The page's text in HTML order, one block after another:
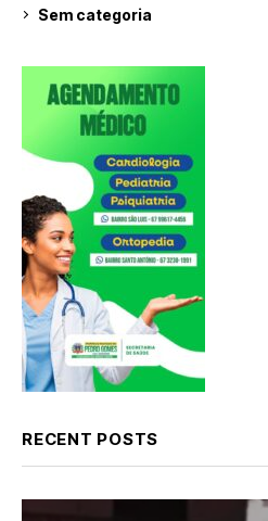
Sem categoria
RECENT POSTS